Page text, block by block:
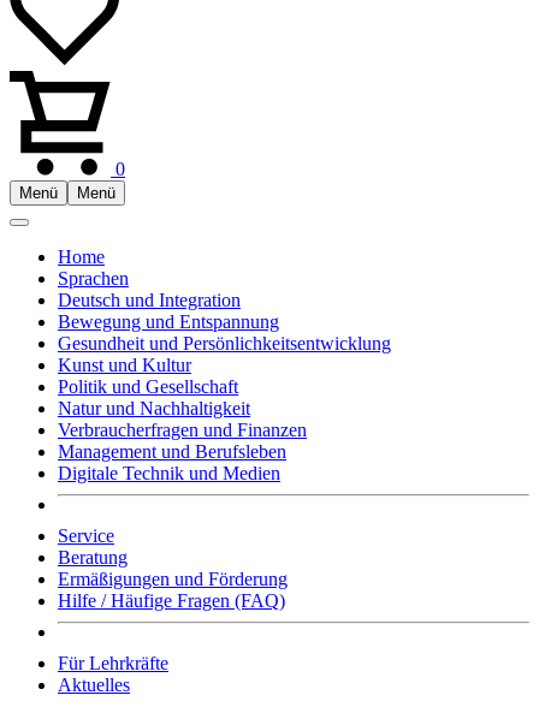
0
Menü Menü
Home
Sprachen
Deutsch und Integration
Bewegung und Entspannung
Gesundheit und Persönlichkeitsentwicklung
Kunst und Kultur
Politik und Gesellschaft
Natur und Nachhaltigkeit
Verbraucherfragen und Finanzen
Management und Berufsleben
Digitale Technik und Medien
Service
Beratung
Ermäßigungen und Förderung
Hilfe / Häufige Fragen (FAQ)
Für Lehrkräfte
Aktuelles